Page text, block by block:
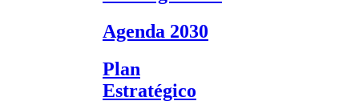
Agenda 2030
Plan
Estratégico